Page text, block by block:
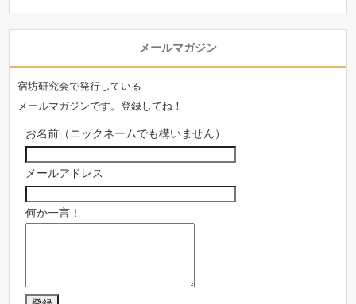
メールマガジン
宿坊研究会で発行している
メールマガジンです。登録してね！
お名前（ニックネームでも構いません）
メールアドレス
何か一言！